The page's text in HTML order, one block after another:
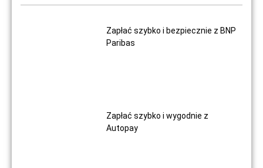
Zapłać szybko i bezpiecznie z BNP
Paribas
Zapłać szybko i wygodnie z
Autopay